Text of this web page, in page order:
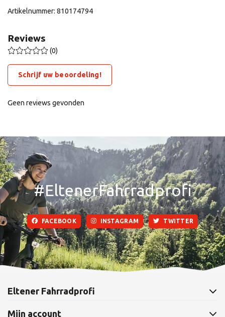
Artikelnummer: 810174794
Reviews
(0)
Schrijf uw beoordeling!
Geen reviews gevonden
#EltenerFahrradprofi
FACEBOOK INSTAGRAM TWITTER
Eltener Fahrradprofi
Mijn account